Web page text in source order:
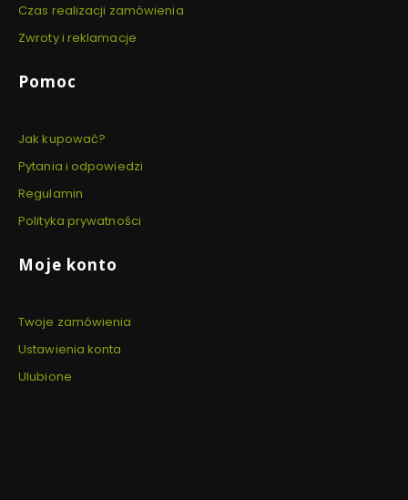
Czas realizacji zamówienia
Zwroty i reklamacje
Pomoc
Jak kupować?
Pytania i odpowiedzi
Regulamin
Polityka prywatności
Moje konto
Twoje zamówienia
Ustawienia konta
Ulubione